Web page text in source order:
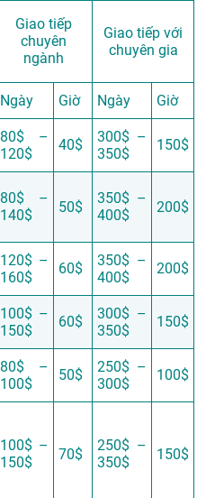
Giao tiếp
chuyên
ngành
Giao tiếp với
chuyên gia
Ngày Giờ Ngày Giờ
80$ –
120$
40$
300$ –
350$
150$
80$ –
140$
50$
350$ –
400$
200$
120$ –
160$
60$
350$ –
400$
200$
100$ –
150$
60$
300$ –
350$
150$
80$ –
100$
50$
250$ –
300$
100$
100$ –
150$
70$
250$ –
350$
150$